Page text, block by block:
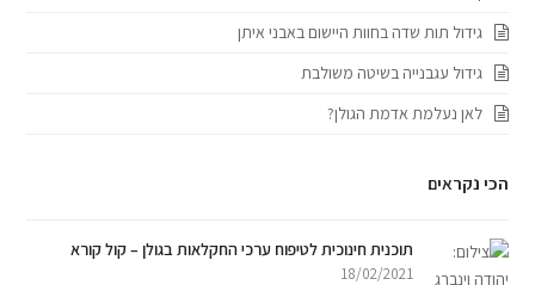
גידול תות שדה בחוות היישום באבני איתן
גידול עגבנייה בשיטה משולבת
לאן נעלמת אדמת הגולן?
הכי נקראים
תוכנית חינוכית לטיפוח ערכי החקלאות בגולן – קול קורא
18/02/2021